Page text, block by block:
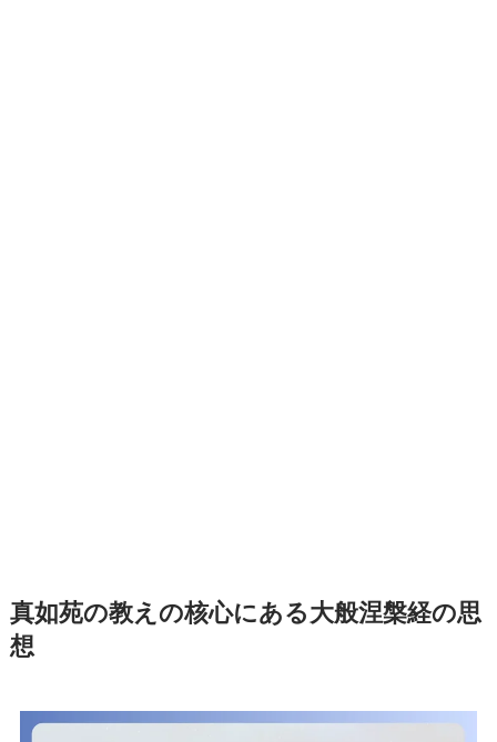
真如苑の教えの核心にある大般涅槃経の思
想